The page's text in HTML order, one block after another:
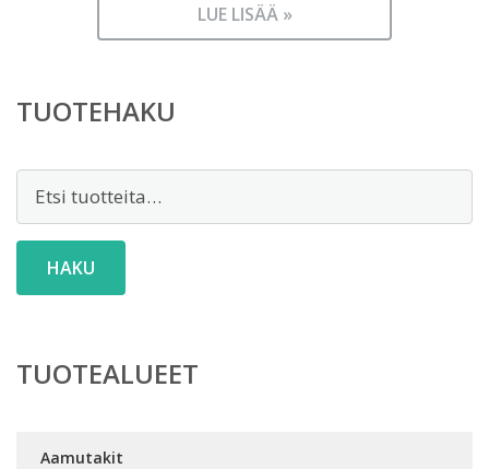
LUE LISÄÄ »
TUOTEHAKU
Etsi:
HAKU
TUOTEALUEET
Aamutakit